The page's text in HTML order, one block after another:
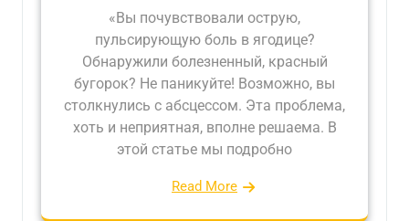
«Вы почувствовали острую,
пульсирующую боль в ягодице?
Обнаружили болезненный, красный
бугорок? Не паникуйте! Возможно, вы
столкнулись с абсцессом. Эта проблема,
хоть и неприятная, вполне решаема. В
этой статье мы подробно
Read More